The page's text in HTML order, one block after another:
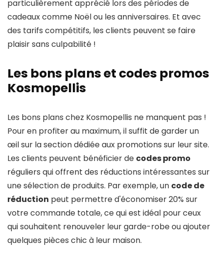
particulièrement apprécié lors des périodes de
cadeaux comme Noël ou les anniversaires. Et avec
des tarifs compétitifs, les clients peuvent se faire
plaisir sans culpabilité !
Les bons plans et codes promos
Kosmopellis
Les bons plans chez Kosmopellis ne manquent pas !
Pour en profiter au maximum, il suffit de garder un
œil sur la section dédiée aux promotions sur leur site.
Les clients peuvent bénéficier de codes promo
réguliers qui offrent des réductions intéressantes sur
une sélection de produits. Par exemple, un code de
réduction peut permettre d'économiser 20% sur
votre commande totale, ce qui est idéal pour ceux
qui souhaitent renouveler leur garde-robe ou ajouter
quelques pièces chic à leur maison.